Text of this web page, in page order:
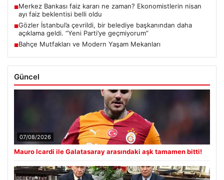
■Merkez Bankası faiz kararı ne zaman? Ekonomistlerin nisan
ayı faiz beklentisi belli oldu
■Gözler İstanbul’a çevrildi, bir belediye başkanından daha
açıklama geldi. “Yeni Parti’ye geçmiyorum”
■Bahçe Mutfakları ve Modern Yaşam Mekanları
Güncel
07/08/2026
Mauro Icardi ile Galatasaray arasındaki aşk tamamen bitti!